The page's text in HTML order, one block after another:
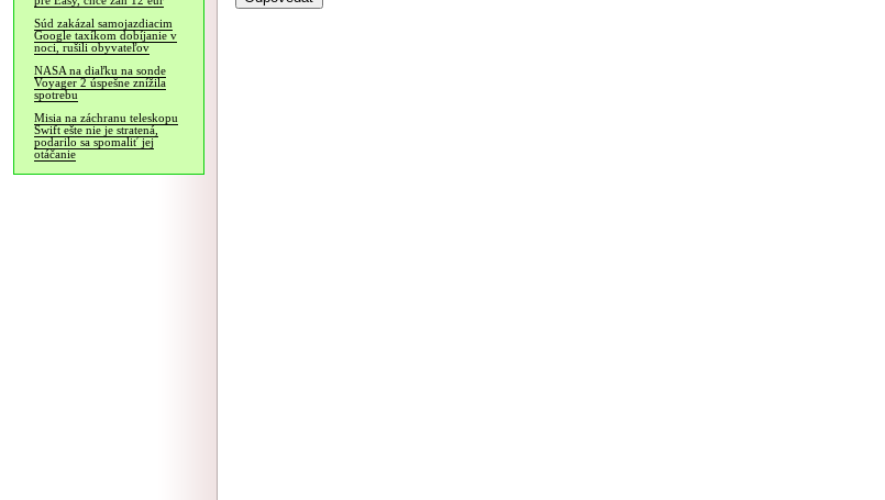
Súd zakázal samojazdiacim
Google taxíkom dobíjanie v
noci, rušili obyvateľov
NASA na diaľku na sonde
Voyager 2 úspešne znížila
spotrebu
Misia na záchranu teleskopu
Swift ešte nie je stratená,
podarilo sa spomaliť jej
otáčanie